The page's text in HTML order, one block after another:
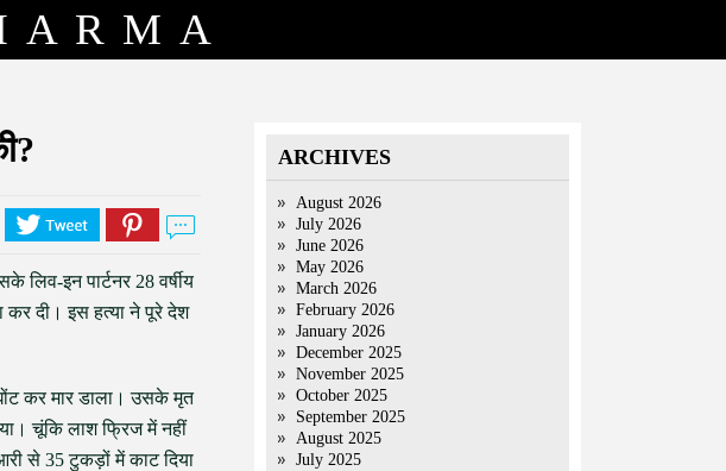
लिव-इन पार्टनर 28 वर्षीय
कर दी। इस हत्या ने पूरे देश
कर मार डाला। उसके मृत
चूंकि लाश फ्रिज में नहीं
से 35 टुकड़ों में काट दिया
ARCHIVES
August 2026
July 2026
June 2026
May 2026
March 2026
February 2026
January 2026
December 2025
November 2025
October 2025
September 2025
August 2025
July 2025